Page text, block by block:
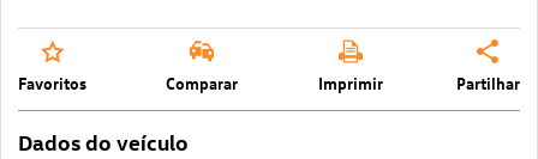
Favoritos Comparar Imprimir Partilhar
Dados do veículo